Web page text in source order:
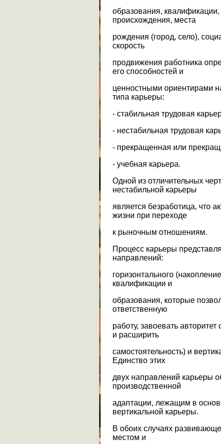
образования,
происхождения, места
рождения (город, село),
скорость
продвижения работника
его способностей и
ценностными ориентирами
типа карьеры:
- стабильная трудовая
- нестабильная трудовая
- прекращенная или
- учебная карьера.
Одной из отличительных
нестабильной карьеры
является безработица, что
жизни при переходе
к рыночным отношениям.
Процесс карьеры
направлений:
горизонтального
квалификации и
образования, которые
ответственную
работу, завоевать
и расширить
самостоятельность) и
Единство этих
двух направлений карьеры
производственной
адаптации, лежащим в
вертикальной карьеры.
В обоих случаях
местом и